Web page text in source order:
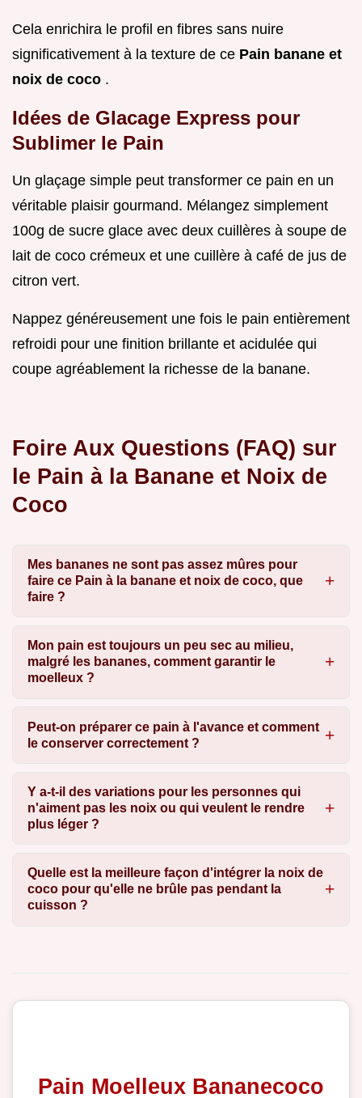
Cela enrichira le profil en fibres sans nuire
significativement à la texture de ce Pain banane et
noix de coco .
Idées de Glacage Express pour
Sublimer le Pain
Un glaçage simple peut transformer ce pain en un
véritable plaisir gourmand. Mélangez simplement
100g de sucre glace avec deux cuillères à soupe de
lait de coco crémeux et une cuillère à café de jus de
citron vert.
Nappez généreusement une fois le pain entièrement
refroidi pour une finition brillante et acidulée qui
coupe agréablement la richesse de la banane.
Foire Aux Questions (FAQ) sur
le Pain à la Banane et Noix de
Coco
Mes bananes ne sont pas assez mûres pour
faire ce Pain à la banane et noix de coco, que
faire ?
Mon pain est toujours un peu sec au milieu,
malgré les bananes, comment garantir le
moelleux ?
Peut-on préparer ce pain à l'avance et comment
le conserver correctement ?
Y a-t-il des variations pour les personnes qui
n'aiment pas les noix ou qui veulent le rendre
plus léger ?
Quelle est la meilleure façon d'intégrer la noix de
coco pour qu'elle ne brûle pas pendant la
cuisson ?
Pain Moelleux Bananecoco